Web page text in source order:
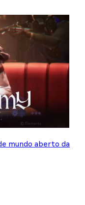
mundo aberto da